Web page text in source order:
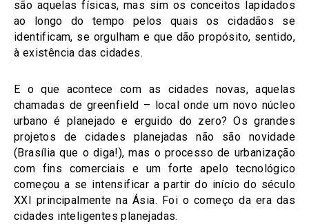
são aquelas físicas, mas sim os conceitos lapidados
ao longo do tempo pelos quais os cidadãos se
identificam, se orgulham e que dão propósito, sentido,
à existência das cidades.
E o que acontece com as cidades novas, aquelas
chamadas de greenfield – local onde um novo núcleo
urbano é planejado e erguido do zero? Os grandes
projetos de cidades planejadas não são novidade
(Brasília que o diga!), mas o processo de urbanização
com fins comerciais e um forte apelo tecnológico
começou a se intensificar a partir do início do século
XXI principalmente na Ásia. Foi o começo da era das
cidades inteligentes planejadas.